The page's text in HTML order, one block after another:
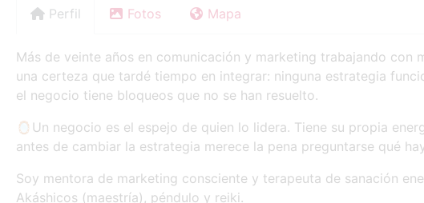
Perfil Fotos Mapa
Más de veinte años en comunicación y marketing trabajando con
una certeza que tardé tiempo en integrar: ninguna estrategia
el negocio tiene bloqueos que no se han resuelto.
🪞Un negocio es el espejo de quien lo lidera. Tiene su propia
antes de cambiar la estrategia merece la pena preguntarse qué
Soy mentora de marketing consciente y terapeuta de sanación
Akáshicos (maestría), péndulo y reiki.